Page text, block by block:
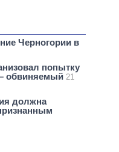
Черногории в
попытку
обвиняемый 21
должна